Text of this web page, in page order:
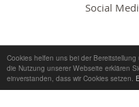
Cookies helfen uns bei der Bereitstellung
die Nutzung unserer Webseite erklären
einverstanden, dass wir Cookies setzen.
Social